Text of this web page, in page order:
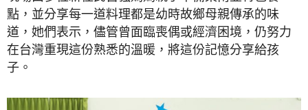
點，並分享每一道料理都是幼時故鄉母親傳承的味
道，她們表示，儘管曾面臨喪偶或經濟困境，仍努力
在台灣重現這份熟悉的溫暖，將這份記憶分享給孩
子。